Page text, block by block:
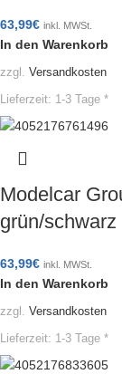
63,99€ inkl. MWSt.
In den Warenkorb
zzgl. Versandkosten
Lieferzeit: 1-3 Tage *
Modelcar
grün/
63,99€ inkl. MWSt.
In den Warenkorb
zzgl. Versandkosten
Lieferzeit: 1-3 Tage *